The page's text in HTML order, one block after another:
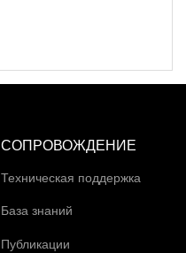
СОПРОВОЖДЕНИЕ
Техническая поддержка
База знаний
Публикации